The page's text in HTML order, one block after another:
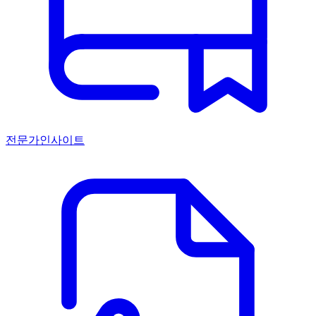
전문가인사이트